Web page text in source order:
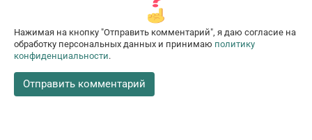
Нажимая на кнопку "Отправить комментарий", я даю согласие на
обработку персональных данных и принимаю политику
конфиденциальности.